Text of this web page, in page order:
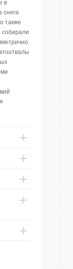
в
снега
также
собирали